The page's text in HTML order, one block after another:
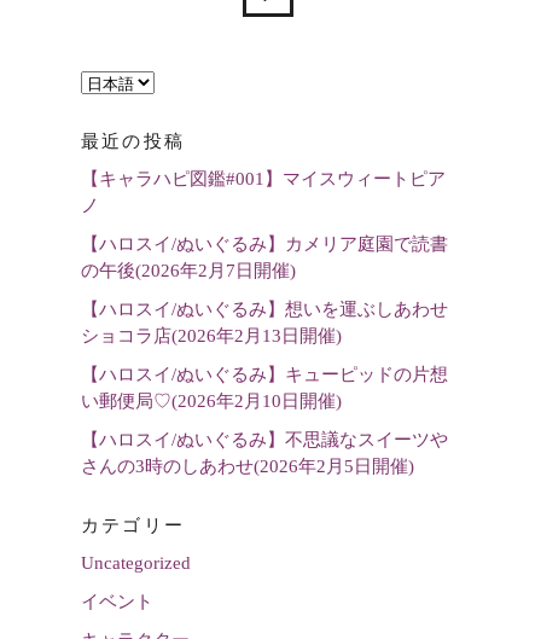
言
を
選
最近の投稿
【キャラハピ図鑑#001】マイスウィートピア
ノ
【ハロスイ/ぬいぐるみ】カメリア庭園で読書
の午後(2026年2月7日開催)
【ハロスイ/ぬいぐるみ】想いを運ぶしあわせ
ショコラ店(2026年2月13日開催)
【ハロスイ/ぬいぐるみ】キューピッドの片想
い郵便局♡(2026年2月10日開催)
【ハロスイ/ぬいぐるみ】不思議なスイーツや
さんの3時のしあわせ(2026年2月5日開催)
カテゴリー
Uncategorized
イベント